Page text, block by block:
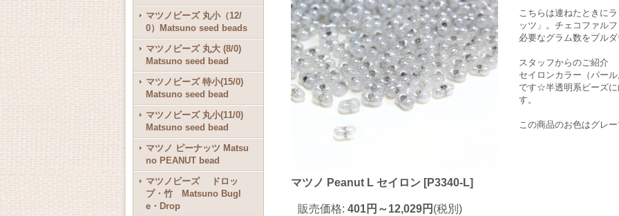
マツノビーズ 丸小（12/
0）Matsuno seed beads
マツノビーズ 丸大 (8/0)
Matsuno seed bead
マツノビーズ 特小(15/0)
Matsuno seed bead
マツノビーズ 丸小(11/0)
Matsuno seed bead
マツノ ピーナッツ Matsu
no PEANUT bead
マツノビーズ ドロッ
プ・竹 Matsuno Bugl
e・Drop
こちらは連ねたときに
ッツ」。チェコファル
必要なグラム数をプル
スタッフからのご紹介
セイロンカラー（パー
です☆半透明系ビーズに
す。
この商品のお色はグレ
マツノ Peanut L セイロン [P3340-L]
販売価格: 401円～12,029円 (税別)